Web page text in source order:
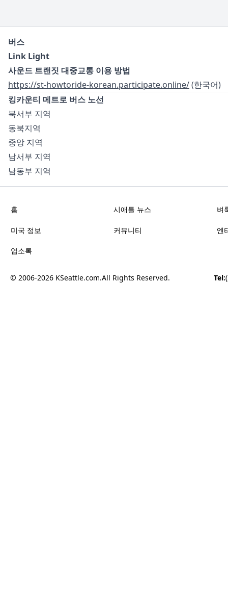
버스
Link Light
사운드 트랜짓 대중교통 이용 방법
https://st-howtoride-korean.participate.online/(한국어)
킹카운티 메트로 버스 노선
북서부 지역
동북지역
중앙 지역
남서부 지역
남동부 지역
홈 시애틀 뉴스 벼
미국 정보 커뮤니티 엔
업소록
© 2006-2026 KSeattle.com.All Rights Reserved. Tel: